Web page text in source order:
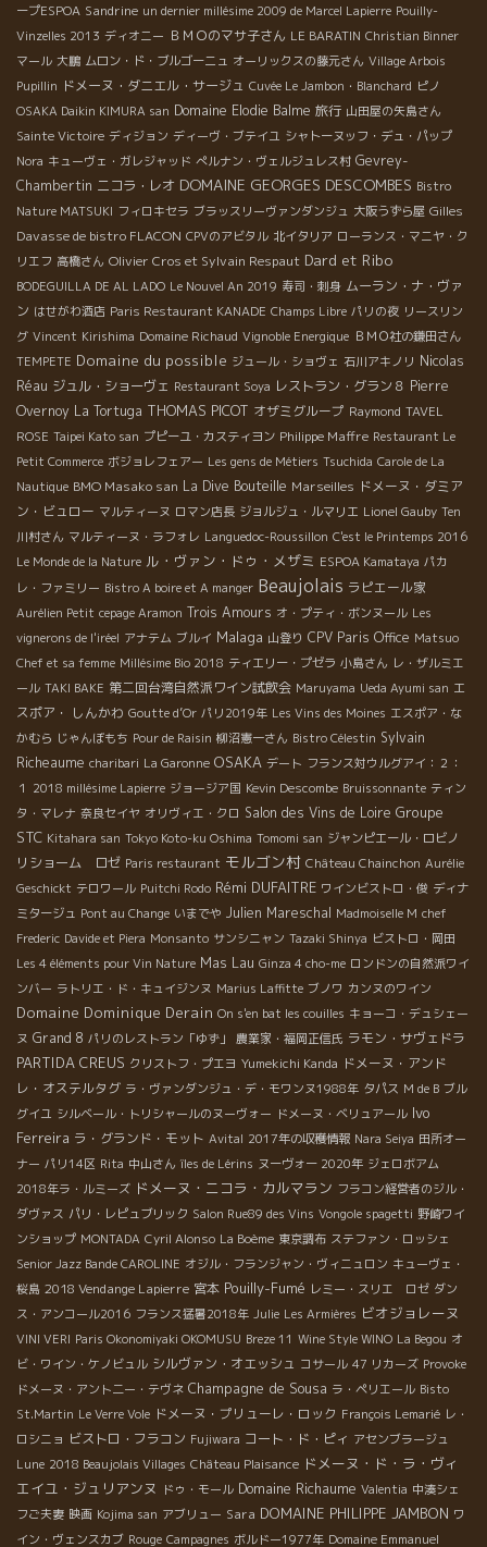
ープESPOA Sandrine un dernier millésime 2009 de Marcel Lapierre Pouilly-
Vinzelles 2013 ディオニー ＢＭＯのマサ子さん LE BARATIN Christian Binner
マール 大鵬 ムロン・ド・ブルゴーニュ オーリックスの藤元さん Village Arbois
Pupillin ドメーヌ・ダニエル・サージュ Cuvée Le Jambon・Blanchard ピノ
OSAKA Daikin KIMURA san Domaine Elodie Balme 旅行 山田屋の矢島さん
Sainte Victoire ディジョン ディーヴ・ブテイユ シャトーヌッフ・デュ・パップ
Nora キューヴェ・ガレジャッド ぺルナン・ヴェルジュレス村 Gevrey-
Chambertin ニコラ・レオ DOMAINE GEORGES DESCOMBES Bistro
Nature MATSUKI フィロキセラ ブラッスリーヴァンダンジュ 大阪うずら屋 Gilles
Davasse de bistro FLACON CPVのアビタル 北イタリア ローランス・マニヤ・ク
リエフ 高橋さん Olivier Cros et Sylvain Respaut Dard et Ribo
BODEGUILLA DE AL LADO Le Nouvel An 2019 寿司・刺身 ムーラン・ナ・ヴァ
ン はせがわ酒店 Paris Restaurant KANADE Champs Libre パリの夜 リースリン
グ Vincent Kirishima Domaine Richaud Vignoble Energique ＢＭＯ社の鎌田さん
TEMPETE Domaine du possible ジュール・ショヴェ 石川アキノリ Nicolas
Réau ジュル・ショーヴェ Restaurant Soya レストラン・グラン８ Pierre
Overnoy La Tortuga THOMAS PICOT オザミグループ Raymond TAVEL
ROSE Taipei Kato san プピーユ・カスティヨン Philippe Maffre Restaurant Le
Petit Commerce ボジョレフェアー Les gens de Métiers Tsuchida Carole de La
Nautique BMO Masako san La Dive Bouteille Marseilles ドメーヌ・ダミア
ン・ビュロー マルティーヌ ロマン店長 ジョルジュ・ルマリエ Lionel Gauby Ten
川村さん マルティーヌ・ラフォレ Languedoc-Roussillon C'est le Printemps 2016
Le Monde de la Nature ル・ヴァン・ドゥ・メザミ ESPOA Kamataya パカ
レ・ファミリー Bistro A boire et A manger Beaujolais ラピエール家
Aurélien Petit cepage Aramon Trois Amours オ・プティ・ボンヌール Les
vignerons de l'iréel アナテム ブルイ Malaga 山登り CPV Paris Office Matsuo
Chef et sa femme Millésime Bio 2018 ティエリー・プゼラ 小島さん レ・ザルミエ
ール TAKI BAKE 第二回台湾自然派ワイン試飲会 Maruyama Ueda Ayumi san エ
スポア・ しんかわ Goutte d’Or パリ2019年 Les Vins des Moines エスポア・な
かむら じゃんぼもち Pour de Raisin 柳沼憲一さん Bistro Célestin Sylvain
Richeaume charibari La Garonne OSAKA デート フランス対ウルグアイ：２：
１ 2018 millésime Lapierre ジョージア国 Kevin Descombe Bruissonnante ティン
タ・マレナ 奈良セイヤ オリヴィエ・クロ Salon des Vins de Loire Groupe
STC Kitahara san Tokyo Koto-ku Oshima Tomomi san ジャンピエール・ロビノ
リショーム ロゼ Paris restaurant モルゴン村 Château Chainchon Aurélie
Geschickt テロワール Puitchi Rodo Rémi DUFAITRE ワインビストロ・俊 ディナ
ミタージュ Pont au Change いまでや Julien Mareschal Madmoiselle M chef
Frederic Davide et Piera Monsanto サンシニャン Tazaki Shinya ビストロ・岡田
Les 4 éléments pour Vin Nature Mas Lau Ginza 4 cho-me ロンドンの自然派ワイ
ンバー ラトリエ・ド・キュイジンヌ Marius Laffitte ブノワ カンヌのワイン
Domaine Dominique Derain On s'en bat les couilles キョーコ・デュシェー
ヌ Grand 8 パリのレストラン「ゆず」 農業家・福岡正信氏 ラモン・サヴェドラ
PARTIDA CREUS クリストフ・プエヨ Yumekichi Kanda ドメーヌ・アンド
レ・オステルタグ ラ・ヴァンダンジュ・デ・モワンヌ1988年 タパス M de B ブル
グイユ シルベール・トリシャールのヌーヴォー ドメーヌ・ベリュアール Ivo
Ferreira ラ・グランド・モット Avital 2017年の収穫情報 Nara Seiya 田所オー
ナー パリ14区 Rita 中山さん îles de Lérins ヌーヴォー 2020年 ジェロボアム
2018年ラ・ルミーズ ドメーヌ・ニコラ・カルマラン フラコン経営者のジル・
ダヴァス パリ・レピュブリック Salon Rue89 des Vins Vongole spagetti 野崎ワイ
ンショップ MONTADA Cyril Alonso La Boème 東京調布 ステファン・ロッシェ
Senior Jazz Bande CAROLINE オジル・フランジャン・ヴィニュロン キューヴェ・
桜島 2018 Vendange Lapierre 宮本 Pouilly-Fumé レミー・スリエ ロゼ ダン
ス・アンコール2016 フランス猛暑2018年 Julie Les Armières ビオジョレーヌ
VINI VERI Paris Okonomiyaki OKOMUSU Breze 11 Wine Style WINO La Begou オ
ビ・ワイン・ケノビュル シルヴァン・オエッシュ コサール 47 リカーズ Provoke
ドメーヌ・アント二ー・テヴネ Champagne de Sousa ラ・ペリエール Bisto
St.Martin Le Verre Vole ドメーヌ・プリューレ・ロック François Lemarié レ・
ロシニョ ビストロ・フラコン Fujiwara コート・ド・ピィ アセンブラージュ
Lune 2018 Beaujolais Villages Château Plaisance ドメーヌ・ド・ラ・ヴィ
エイユ・ジュリアンヌ ドゥ・モール Domaine Richaume Valentia 中湊シェ
フご夫妻 映画 Kojima san アブリュー Sara DOMAINE PHILIPPE JAMBON ワ
イン・ヴェンスカブ Rouge Campagnes ボルドー1977年 Domaine Emmanuel